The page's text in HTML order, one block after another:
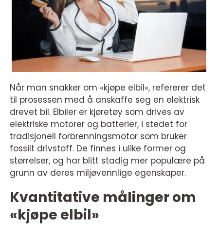
Når man snakker om «kjøpe elbil», refererer det
til prosessen med å anskaffe seg en elektrisk
drevet bil. Elbiler er kjøretøy som drives av
elektriske motorer og batterier, i stedet for
tradisjonell forbrenningsmotor som bruker
fossilt drivstoff. De finnes i ulike former og
størrelser, og har blitt stadig mer populære på
grunn av deres miljøvennlige egenskaper.
Kvantitative målinger om
«kjøpe elbil»